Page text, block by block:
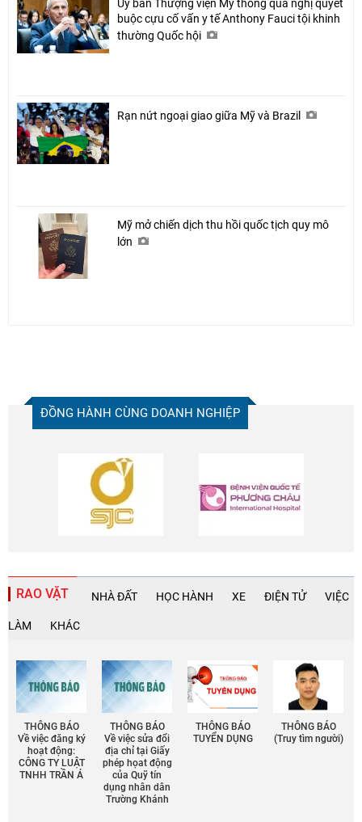
Ủy ban Thượng viện Mỹ thông qua nghị quyết
buộc cựu cố vấn y tế Anthony Fauci tội khinh
thường Quốc hội
Rạn nứt ngoại giao giữa Mỹ và Brazil
Mỹ mở chiến dịch thu hồi quốc tịch quy mô
lớn
ĐỒNG HÀNH CÙNG DOANH NGHIỆP
RAO VẶT NHÀ ĐẤT HỌC HÀNH XE ĐIỆN TỬ VIỆC
LÀM KHÁC
THÔNG BÁO
Về việc đăng ký
hoạt động:
CÔNG TY LUẬT
TNHH TRẦN Á
THÔNG BÁO
Về việc sửa đổi
địa chỉ tại Giấy
phép họat động
của Quỹ tín
dụng nhân dân
Trường Khánh
THÔNG BÁO
TUYỂN DỤNG
THÔNG BÁO
(Truy tìm người)